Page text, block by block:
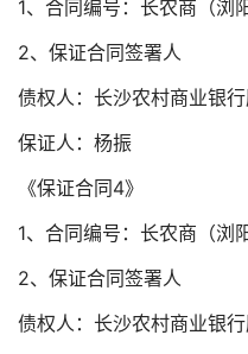
1、合同编号：长农商（浏
2、保证合同签署人
债权人：长沙农村商业银
保证人：杨振
《保证合同4》
1、合同编号：长农商（浏
2、保证合同签署人
债权人：长沙农村商业银